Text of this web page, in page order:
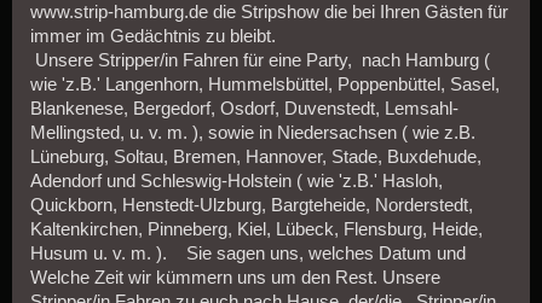
www.strip-hamburg.de die Stripshow die bei Ihren Gästen für
immer im Gedächtnis zu bleibt.
Unsere Stripper/in Fahren für eine Party, nach Hamburg (
wie 'z.B.' Langenhorn, Hummelsbüttel, Poppenbüttel, Sasel,
Blankenese, Bergedorf, Osdorf, Duvenstedt, Lemsahl-
Mellingsted, u. v. m. ), sowie in Niedersachsen ( wie z.B.
Lüneburg, Soltau, Bremen, Hannover, Stade, Buxdehude,
Adendorf und Schleswig-Holstein ( wie 'z.B.' Hasloh,
Quickborn, Henstedt-Ulzburg, Bargteheide, Norderstedt,
Kaltenkirchen, Pinneberg, Kiel, Lübeck, Flensburg, Heide,
Husum u. v. m. ). Sie sagen uns, welches Datum und
Welche Zeit wir kümmern uns um den Rest. Unsere